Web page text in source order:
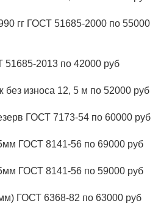
гг ГОСТ 51685-2000 по 55000